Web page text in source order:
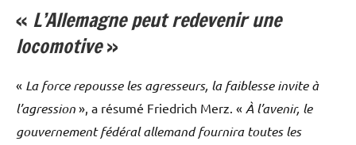
« L’Allemagne peut redevenir une
locomotive»
« La force repousse les agresseurs, la faiblesse invite à
l’agression », a résumé Friedrich Merz. « À l’avenir, le
gouvernement fédéral allemand fournira toutes les